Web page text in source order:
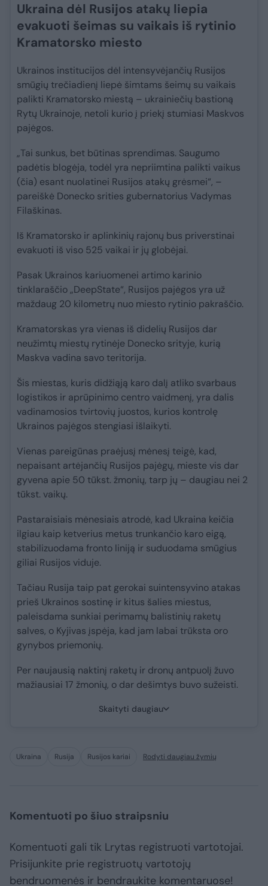
Ukraina dėl Rusijos atakų liepia
evakuoti šeimas su vaikais iš rytinio
Kramatorsko miesto
Ukrainos institucijos dėl intensyvėjančių Rusijos
smūgių trečiadienį liepė šimtams šeimų su vaikais
palikti Kramatorsko miestą – ukrainiečių bastioną
Rytų Ukrainoje, netoli kurio į priekį stumiasi Maskvos
pajėgos.
„Tai sunkus, bet būtinas sprendimas. Saugumo
padėtis blogėja, todėl yra nepriimtina palikti vaikus
(čia) esant nuolatinei Rusijos atakų grėsmei“, –
pareiškė Donecko srities gubernatorius Vadymas
Filaškinas.
Iš Kramatorsko ir aplinkinių rajonų bus priverstinai
evakuoti iš viso 525 vaikai ir jų globėjai.
Pasak Ukrainos kariuomenei artimo karinio
tinklaraščio „DeepState“, Rusijos pajėgos yra už
maždaug 20 kilometrų nuo miesto rytinio pakraščio.
Kramatorskas yra vienas iš didelių Rusijos dar
neužimtų miestų rytinėje Donecko srityje, kurią
Maskva vadina savo teritorija.
Šis miestas, kuris didžiąją karo dalį atliko svarbaus
logistikos ir aprūpinimo centro vaidmenį, yra dalis
vadinamosios tvirtovių juostos, kurios kontrolę
Ukrainos pajėgos stengiasi išlaikyti.
Vienas pareigūnas praėjusį mėnesį teigė, kad,
nepaisant artėjančių Rusijos pajėgų, mieste vis dar
gyvena apie 50 tūkst. žmonių, tarp jų – daugiau nei 2
tūkst. vaikų.
Pastaraisiais mėnesiais atrodė, kad Ukraina keičia
ilgiau kaip ketverius metus trunkančio karo eigą,
stabilizuodama fronto liniją ir suduodama smūgius
giliai Rusijos viduje.
Tačiau Rusija taip pat gerokai suintensyvino atakas
prieš Ukrainos sostinę ir kitus šalies miestus,
paleisdama sunkiai perimamų balistinių raketų
salves, o Kyjivas įspėja, kad jam labai trūksta oro
gynybos priemonių.
Per naujausią naktinį raketų ir dronų antpuolį žuvo
mažiausiai 17 žmonių, o dar dešimtys buvo sužeisti.
Skaityti daugiau
Ukraina Rusija Rusijos kariai Rodyti daugiau žymių
Komentuoti po šiuo straipsniu
Komentuoti gali tik Lrytas registruoti vartotojai.
Prisijunkite prie registruotų vartotojų
bendruomenės ir bendraukite komentaruose!